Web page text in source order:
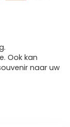
Ook kan
naar uw